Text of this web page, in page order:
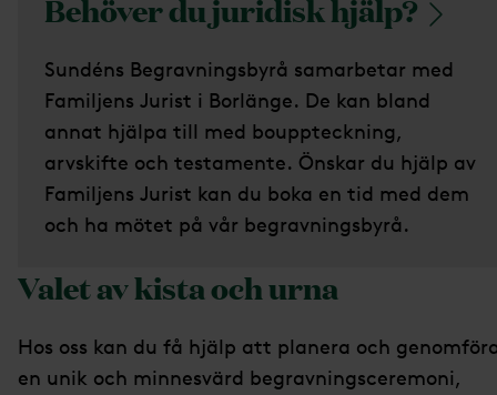
Behöver du juridiskhjälp?
Sundéns Begravningsbyrå samarbetar med
Familjens Jurist i Borlänge. De kan bland
annat hjälpa till med bouppteckning,
arvskifte och testamente. Önskar du hjälp av
Familjens Jurist kan du boka en tid med dem
och ha mötet på vår begravningsbyrå.
Valet av kista och urna
Hos oss kan du få hjälp att planera och
en unik och minnesvärd begravningsceremoni,